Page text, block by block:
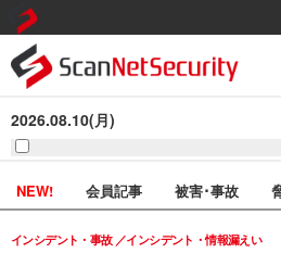
2026.08.10(月)
NEW! 会員記事 被害･事故
インシデント・事故 インシデント・情報漏えい